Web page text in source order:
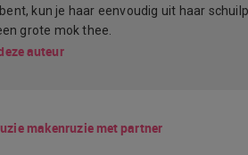
kun je haar eenvoudig uit haar
grote mok thee.
auteur
makenruzie met partner